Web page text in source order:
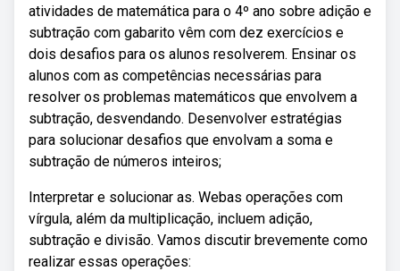
atividades de matemática para o 4º ano sobre adição e
subtração com gabarito vêm com dez exercícios e
dois desafios para os alunos resolverem. Ensinar os
alunos com as competências necessárias para
resolver os problemas matemáticos que envolvem a
subtração, desvendando. Desenvolver estratégias
para solucionar desafios que envolvam a soma e
subtração de números inteiros;
Interpretar e solucionar as. Webas operações com
vírgula, além da multiplicação, incluem adição,
subtração e divisão. Vamos discutir brevemente como
realizar essas operações: